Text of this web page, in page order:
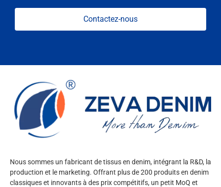
Contactez-nous
Nous sommes un fabricant de tissus en denim, intégrant la R&D, la
production et le marketing. Offrant plus de 200 produits en denim
classiques et innovants à des prix compétitifs, un petit MoQ et